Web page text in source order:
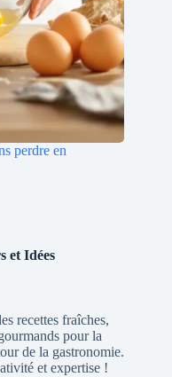
perdre en
et Idées
recettes fraîches,
pour la
de la gastronomie.
et expertise !